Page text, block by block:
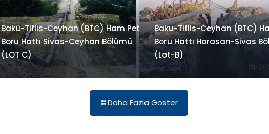
Bakü-Tiflis-Ceyhan (BTC) Ham Petrol
Boru Hattı Sivas-Ceyhan Bölümü
(LOT C)
Baku-Tiflis-Ceyhan (BTC)
Boru Hattı Horasan-Sivas
(Lot-B)
Daha Fazla Göster